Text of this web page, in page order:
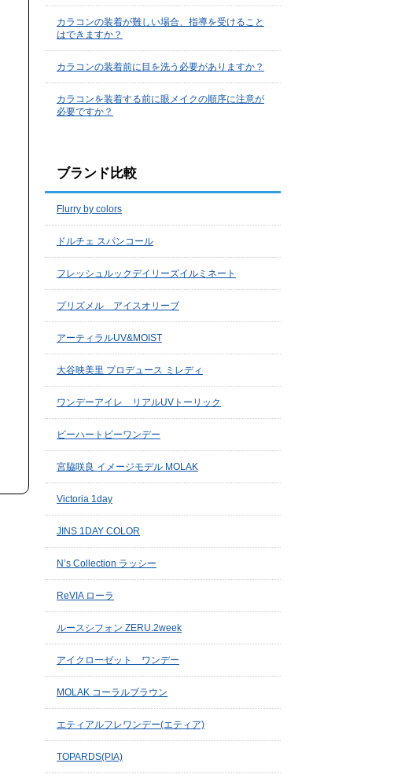
カラコンの装着が難しい場合、指導を受けること
はできますか？
カラコンの装着前に目を洗う必要がありますか？
カラコンを装着する前に眼メイクの順序に注意が
必要ですか？
ブランド比較
Flurry by colors
ドルチェ スパンコール
フレッシュルックデイリーズイルミネート
プリズメル アイスオリーブ
アーティラルUV&MOIST
大谷映美里 プロデュース ミレディ
ワンデーアイレ リアルUVトーリック
ビーハートビーワンデー
宮脇咲良 イメージモデル MOLAK
Victoria 1day
JINS 1DAY COLOR
N’s Collection ラッシー
ReVIA ローラ
ルースシフォン ZERU.2week
アイクローゼット ワンデー
MOLAK コーラルブラウン
エティアルフレワンデー(エティア)
TOPARDS(PIA)